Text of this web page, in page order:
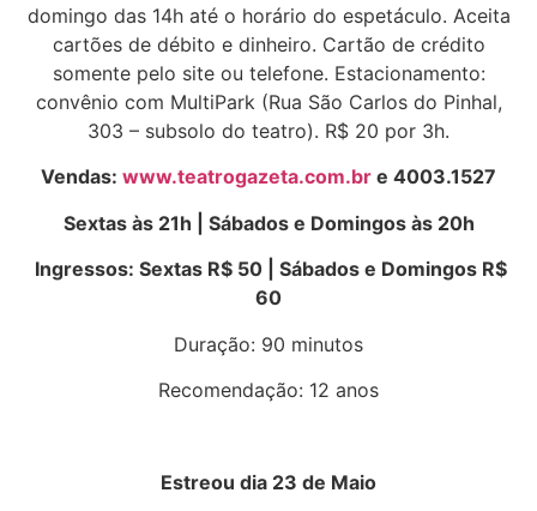
domingo das 14h até o horário do espetáculo. Aceita
cartões de débito e dinheiro. Cartão de crédito
somente pelo site ou telefone. Estacionamento:
convênio com MultiPark (Rua São Carlos do Pinhal,
303 – subsolo do teatro). R$ 20 por 3h.
Vendas: www.teatrogazeta.com.br e 4003.1527
Sextas às 21h | Sábados e Domingos às 20h
Ingressos: Sextas R$ 50 | Sábados e Domingos R$
60
Duração: 90 minutos
Recomendação: 12 anos
Estreou dia 23 de Maio